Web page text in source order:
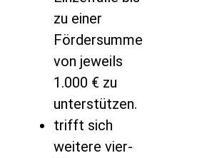
zu einer
Fördersumme
von jeweils
1.000 € zu
unterstützen.
trifft sich
weitere vier-